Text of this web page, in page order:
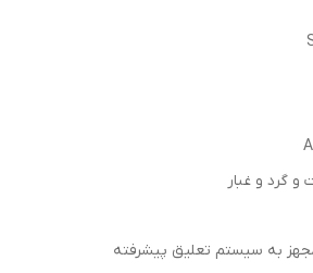
و گرد و غبار
به سیستم تعلیق پیشرفته